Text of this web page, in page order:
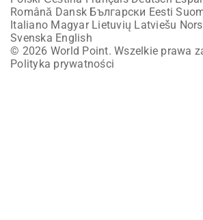
Română Dansk Български Eesti
Italiano Magyar Lietuvių Latviešu
Svenska English
© 2026 World Point. Wszelkie prawa
Polityka prywatności